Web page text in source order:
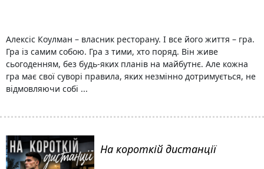
Алексіс Коулман – власник ресторану. І все його життя – гра.
Гра із самим собою. Гра з тими, хто поряд. Він живе
сьогоденням, без будь-яких планів на майбутнє. Але кожна
гра має свої суворі правила, яких незмінно дотримується, не
відмовляючи собі ...
На короткій дистанції